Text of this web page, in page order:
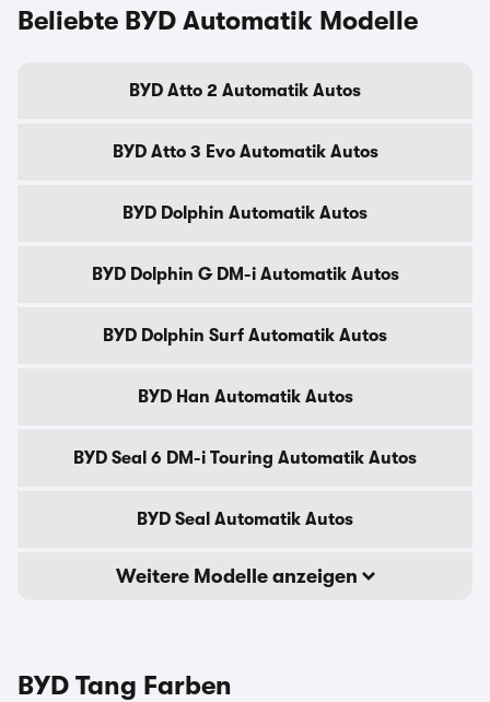
Beliebte BYD Automatik Modelle
BYD Atto 2 Automatik Autos
BYD Atto 3 Evo Automatik Autos
BYD Dolphin Automatik Autos
BYD Dolphin G DM-i Automatik Autos
BYD Dolphin Surf Automatik Autos
BYD Han Automatik Autos
BYD Seal 6 DM-i Touring Automatik Autos
BYD Seal Automatik Autos
Weitere Modelle anzeigen
BYD Tang Farben